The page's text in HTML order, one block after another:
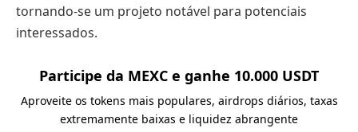
tornando-se um projeto notável para potenciais
interessados.
Participe da MEXC e ganhe 10.000 USDT
Aproveite os tokens mais populares, airdrops diários, taxas
extremamente baixas e liquidez abrangente